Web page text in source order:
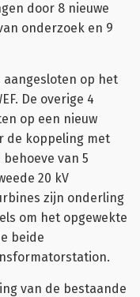
door 8 nieuwe
onderzoek en 9
aangesloten op het
De overige 4
op een nieuw
de koppeling met
van 5
20 kV
zijn onderling
om het opgewekte
beide
van de bestaande